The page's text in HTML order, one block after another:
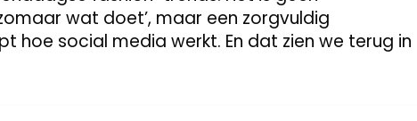
wat doet’, maar een zorgvuldig
hoe social media werkt. En dat zien we terug in